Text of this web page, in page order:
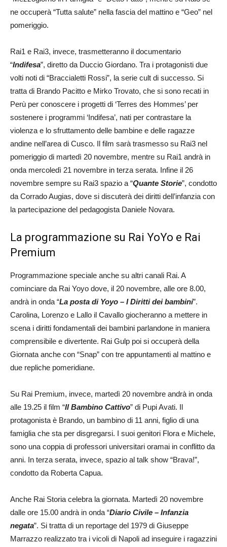
ne occuperà “Tutta salute” nella fascia del mattino e “Geo” nel
pomeriggio.
Rai1 e Rai3, invece, trasmetteranno il documentario
“Indifesa”, diretto da Duccio Giordano. Tra i protagonisti due
volti noti di “Braccialetti Rossi”, la serie cult di successo. Si
tratta di Brando Pacitto e Mirko Trovato, che si sono recati in
Perù per conoscere i progetti di ‘Terres des Hommes’ per
sostenere i programmi ‘Indifesa’, nati per contrastare la
violenza e lo sfruttamento delle bambine e delle ragazze
andine nell’area di Cusco. Il film sarà trasmesso su Rai3 nel
pomeriggio di martedì 20 novembre, mentre su Rai1 andrà in
onda mercoledì 21 novembre in terza serata. Infine il 26
novembre sempre su Rai3 spazio a “Quante Storie”, condotto
da Corrado Augias, dove si discuterà dei diritti dell’infanzia con
la partecipazione del pedagogista Daniele Novara.
La programmazione su Rai YoYo e Rai
Premium
Programmazione speciale anche su altri canali Rai. A
cominciare da Rai Yoyo dove, il 20 novembre, alle ore 8.00,
andrà in onda “La posta di Yoyo – I Diritti dei bambini”.
Carolina, Lorenzo e Lallo il Cavallo giocheranno a mettere in
scena i diritti fondamentali dei bambini parlandone in maniera
comprensibile e divertente. Rai Gulp poi si occuperà della
Giornata anche con “Snap” con tre appuntamenti al mattino e
due repliche pomeridiane.
Su Rai Premium, invece, martedì 20 novembre andrà in onda
alle 19.25 il film “Il Bambino Cattivo” di Pupi Avati. Il
protagonista è Brando, un bambino di 11 anni, figlio di una
famiglia che sta per disgregarsi. I suoi genitori Flora e Michele,
sono una coppia di professori universitari oramai in conflitto da
anni. In terza serata, invece, spazio al talk show “Brava!”,
condotto da Roberta Capua.
Anche Rai Storia celebra la giornata. Martedì 20 novembre
dalle ore 15.00 andrà in onda “Diario Civile – Infanzia
negata”. Si tratta di un reportage del 1979 di Giuseppe
Marrazzo realizzato tra i vicoli di Napoli ad inseguire i ragazzini